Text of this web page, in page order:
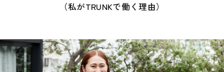
（私がTRUNKで働く理由）